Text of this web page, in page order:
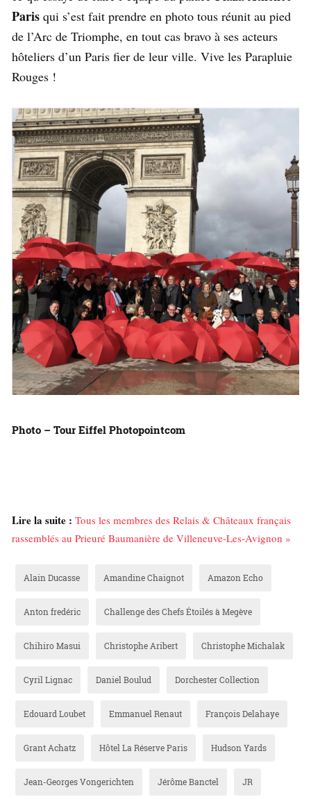
Paris qui s’est fait prendre en photo tous réunit au pied
de l’Arc de Triomphe, en tout cas bravo à ses acteurs
hôteliers d’un Paris fier de leur ville. Vive les Parapluie
Rouges !
Photo – Tour Eiffel Photopointcom
Lire la suite : Tous les membres des Relais & Châteaux français
rassemblés au Prieuré Baumanière de Villeneuve-Les-Avignon »
Alain Ducasse Amandine Chaignot Amazon Echo
Anton fredéric Challenge des Chefs Étoilés à Megève
Chihiro Masui Christophe Aribert Christophe Michalak
Cyril Lignac Daniel Boulud Dorchester Collection
Edouard Loubet Emmanuel Renaut François Delahaye
Grant Achatz Hôtel La Réserve Paris Hudson Yards
Jean-Georges Vongerichten Jérôme Banctel JR